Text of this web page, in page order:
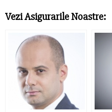
Vezi Asigurarile Noastre: